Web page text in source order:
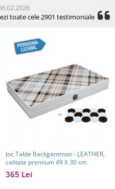
toate cele 2901 testimoniale
Joc Table Backgammon - LEATHER,
calitate premium 49 X 30 cm
365 Lei